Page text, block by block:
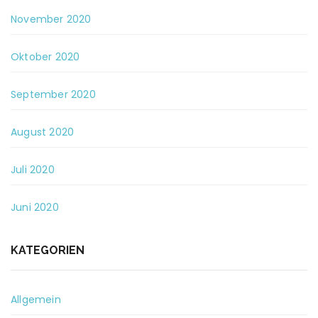
November 2020
Oktober 2020
September 2020
August 2020
Juli 2020
Juni 2020
KATEGORIEN
Allgemein